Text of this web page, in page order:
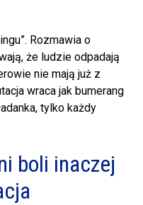
Rozmawia o
że ludzie odpadają
nie mają już z
wraca jak bumerang
tylko każdy
boli inaczej